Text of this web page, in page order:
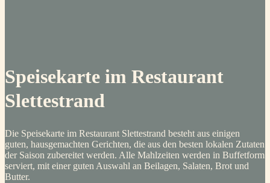
Speisekarte im Restaurant
Slettestrand
Die Speisekarte im Restaurant Slettestrand besteht aus einigen
guten, hausgemachten Gerichten, die aus den besten lokalen Zutaten
der Saison zubereitet werden. Alle Mahlzeiten werden in Buffetform
serviert, mit einer guten Auswahl an Beilagen, Salaten, Brot und
Butter.